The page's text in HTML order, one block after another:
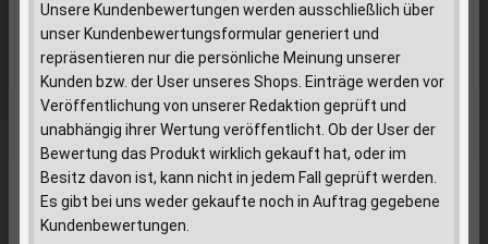
Unsere Kundenbewertungen werden ausschließlich über
unser Kundenbewertungsformular generiert und
repräsentieren nur die persönliche Meinung unserer
Kunden bzw. der User unseres Shops. Einträge werden vor
Veröffentlichung von unserer Redaktion geprüft und
unabhängig ihrer Wertung veröffentlicht. Ob der User der
Bewertung das Produkt wirklich gekauft hat, oder im
Besitz davon ist, kann nicht in jedem Fall geprüft werden.
Es gibt bei uns weder gekaufte noch in Auftrag gegebene
Kundenbewertungen.